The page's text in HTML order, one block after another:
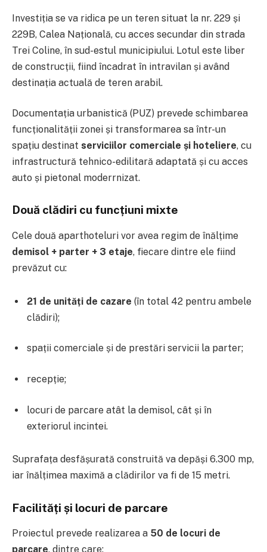
Investiția se va ridica pe un teren situat la nr. 229 și
229B, Calea Națională, cu acces secundar din strada
Trei Coline, în sud-estul municipiului. Lotul este liber
de construcții, fiind încadrat în intravilan și având
destinația actuală de teren arabil.
Documentația urbanistică (PUZ) prevede schimbarea
funcționalității zonei și transformarea sa într-un
spațiu destinat serviciilor comerciale și hoteliere, cu
infrastructură tehnico-edilitară adaptată și cu acces
auto și pietonal moderrnizat.
Două clădiri cu funcțiuni mixte
Cele două aparthoteluri vor avea regim de înălțime
demisol + parter + 3 etaje, fiecare dintre ele fiind
prevăzut cu:
21 de unități de cazare (în total 42 pentru ambele
clădiri);
spații comerciale și de prestări servicii la parter;
recepție;
locuri de parcare atât la demisol, cât și în
exteriorul incintei.
Suprafața desfășurată construită va depăși 6.300 mp,
iar înălțimea maximă a clădirilor va fi de 15 metri.
Facilități și locuri de parcare
Proiectul prevede realizarea a 50 de locuri de
parcare, dintre care: